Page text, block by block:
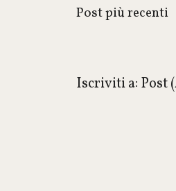
Post più recenti
Iscriviti a: Post